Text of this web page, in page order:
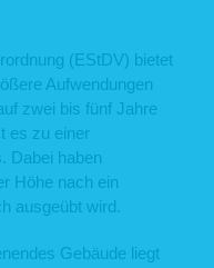
(EStDV) bietet
Aufwendungen
zwei bis fünf Jahre
es zu einer
Dabei haben
Höhe nach ein
ausgeübt wird.
Gebäude liegt
ein. Cookies werden auf Ihrem
Webseiten übermittelt. Ein
die eine eindeutige
Aufrufen unserer Webseite
es uns, anonyme statistische
zu erhalten und zu verstehen,
Mithilfe dieser Cookies
auf unseren Webseiten ermitteln